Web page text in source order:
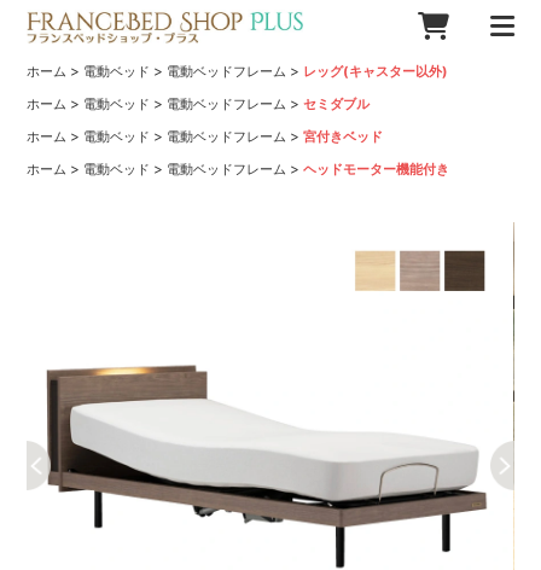
ホーム > 電動ベッド > 電動ベッドフレーム > レッグ(キャスター以外)
ホーム > 電動ベッド > 電動ベッドフレーム >セミダブル
ホーム > 電動ベッド > 電動ベッドフレーム >宮付きベッド
ホーム > 電動ベッド > 電動ベッドフレーム >ヘッドモーター機能付き